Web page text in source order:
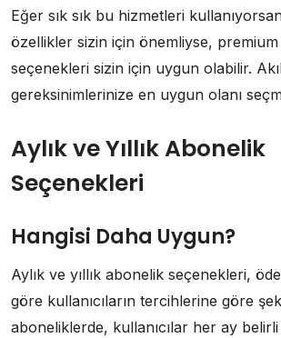
Eğer sık sık bu hizmetleri
özellikler sizin için önemliyse,
seçenekleri sizin için uygun olabilir.
gereksinimlerinize en uygun olanı
Aylık ve Yıllık Abonelik
Seçenekleri
Hangisi Daha Uygun?
Aylık ve yıllık abonelik seçenekleri,
göre kullanıcıların tercihlerine göre
aboneliklerde, kullanıcılar her ay